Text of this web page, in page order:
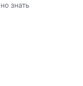
знать